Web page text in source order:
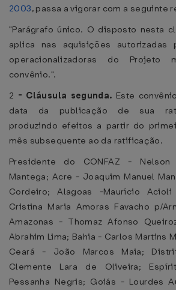
2003, passa a vigorar com a seguinte
"Parágrafo único. O disposto nesta
aplica nas aquisições autorizadas
operacionalizadoras do Projeto
convênio.".
2 - Cláusula segunda. Este
data da publicação de sua
produzindo efeitos a partir do
mês subsequente ao da ratificação.
Presidente do CONFAZ - Nelson
Mantega; Acre - Joaquim Manuel
Cordeiro; Alagoas -Maurício
Cristina Maria Amoras Favacho p/
Amazonas - Thomaz Afonso
Abrahim Lima; Bahia - Carlos Martins
Ceará - João Marcos Maia;
Clemente Lara de Oliveira;
Pessanha Negris; Goiás - Lourdes